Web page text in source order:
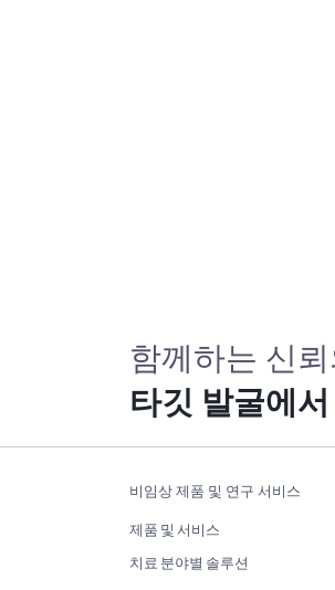
함께하는 신
타깃 발굴에
비임상 제품 및 연구 서비스
제품 및 서비스
치료 분야별 솔루션